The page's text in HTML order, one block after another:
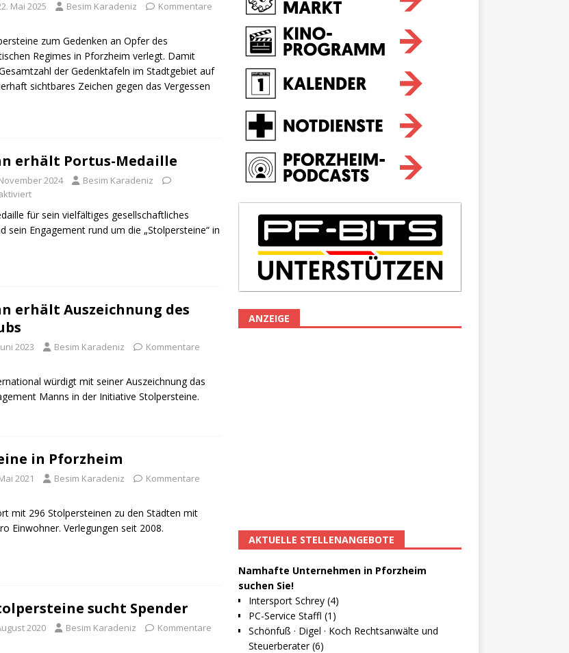
Mai 2025 Besim Karadeniz
Kommentare
zum Gedenken an Opfer des
Regimes in Pforzheim verlegt. Damit
der Gedenktafeln im Stadtgebiet auf
sichtbares Zeichen gegen das Vergessen
erhält Portus-Medaille
2024
Besim Karadeniz
für sein vielfältiges gesellschaftliches
sein Engagement rund um die „Stolpersteine“ in
erhält Auszeichnung des
2023 Besim Karadeniz
Kommentare
würdigt mit seiner Auszeichnung das
Manns in der Initiative Stolpersteine.
in Pforzheim
2021 Besim Karadeniz
Kommentare
mit 296 Stolpersteinen zu den Städten mit
Einwohner. Verlegungen seit 2008.
sucht Spender
2020 Besim Karadeniz
Kommentare
ANZEIGE
AKTUELLE STELLENANGEBOTE
Namhafte Unternehmen in Pforzheim
suchen Sie!
Intersport Schrey (4)
PC-Service Staffl (1)
Schönfuß · Digel · Koch Rechtsanwälte und
Steuerberater (6)